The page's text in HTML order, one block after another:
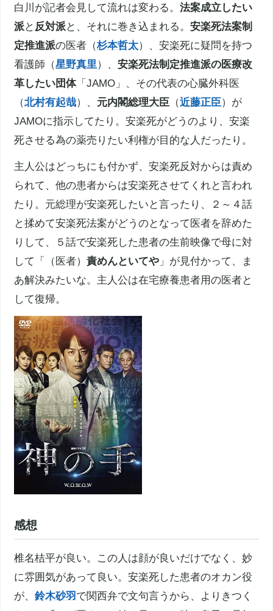
白川が記者会見して流れは変わる。法案成立したい
派と 反対派と、それに巻き込まれる。安楽死法案制
定推進派の医者（杉本哲太）、安楽死に疑問を持つ
看護師（星野真里）、安楽死法制定推進派の医療改
革したい団体「JAMO」、その代表の心臓外科医
（北村有起哉）、 元内閣総理大臣 （近藤正臣）が
JAMOに指示してたり。安楽死がどうのより、安楽
死させる為の薬売りたい利権が目的な人だったり。
主人公はどっちにも付かず、安楽死反対からは責め
られて、他の患者からは安楽死させてくれと言われ
たり。元総理が安楽死したいと言ったり、２～４話
と揉めて安楽死法案がどうのとなって医者を辞めた
りして、５話で安楽死した患者の生前映像で母に対
して「（医者）責めんといてや 」が見付かって、ま
あ解決みたいな。主人公は在宅療養患者用の医者と
して復帰。
感想
椎名桔平が良い。この人は顔が良いだけでなく、妙
に雰囲気があって良い。安楽死した患者のオカン役
が、鈴木砂羽で関西弁で文句言うから、よりきつく